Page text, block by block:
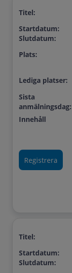
Titel:
Startdatum:
Slutdatum:
Plats:
Lediga platser:
Sista
anmälningsdag:
Innehåll
Titel:
Startdatum:
Slutdatum: